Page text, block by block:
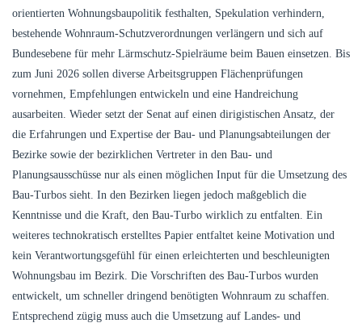
orientierten Wohnungsbaupolitik festhalten, Spekulation verhindern,
bestehende Wohnraum-Schutzverordnungen verlängern und sich auf
Bundesebene für mehr Lärmschutz-Spielräume beim Bauen einsetzen. Bis
zum Juni 2026 sollen diverse Arbeitsgruppen Flächenprüfungen
vornehmen, Empfehlungen entwickeln und eine Handreichung
ausarbeiten. Wieder setzt der Senat auf einen dirigistischen Ansatz, der
die Erfahrungen und Expertise der Bau- und Planungsabteilungen der
Bezirke sowie der bezirklichen Vertreter in den Bau- und
Planungsausschüsse nur als einen möglichen Input für die Umsetzung des
Bau-Turbos sieht. In den Bezirken liegen jedoch maßgeblich die
Kenntnisse und die Kraft, den Bau-Turbo wirklich zu entfalten. Ein
weiteres technokratisch erstelltes Papier entfaltet keine Motivation und
kein Verantwortungsgefühl für einen erleichterten und beschleunigten
Wohnungsbau im Bezirk. Die Vorschriften des Bau-Turbos wurden
entwickelt, um schneller dringend benötigten Wohnraum zu schaffen.
Entsprechend zügig muss auch die Umsetzung auf Landes- und